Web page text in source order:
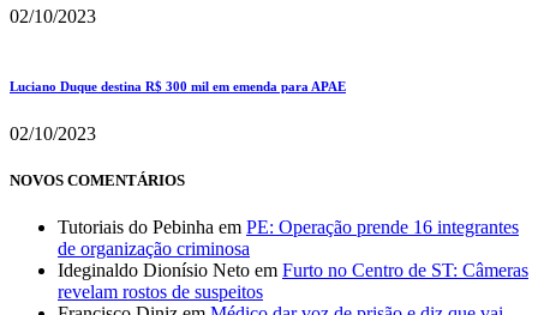
02/10/2023
Luciano Duque destina R$ 300 mil em emenda para APAE
02/10/2023
NOVOS COMENTÁRIOS
Tutoriais do Pebinha em PE: Operação prende 16 integrantes
de organização criminosa
Ideginaldo Dionísio Neto em Furto no Centro de ST: Câmeras
revelam rostos de suspeitos